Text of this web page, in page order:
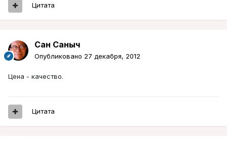
Цитата
Сан Саныч
Опубликовано 27 декабря, 2012
Цена - качество.
Цитата